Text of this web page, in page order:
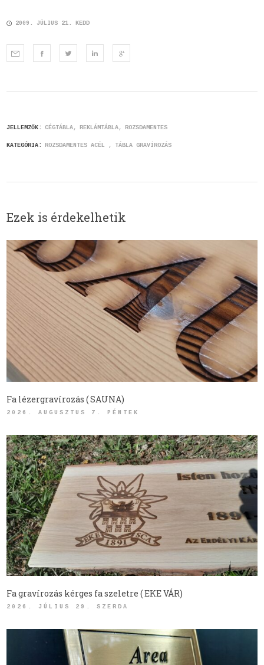
2009. JÚLIUS 21. KEDD
JELLEMZŐK: CÉGTÁBLA REKLÁMTÁBLA ROZSDAMENTES
KATEGÓRIA: ROZSDAMENTES ACÉL TÁBLA GRAVÍROZÁS
Ezek is érdekelhetik
Fa lézergravírozás ( SAUNA)
2026. AUGUSZTUS 7. PÉNTEK
Fa gravírozás kérges fa szeletre ( EKE VÁR)
2026. JÚLIUS 29. SZERDA